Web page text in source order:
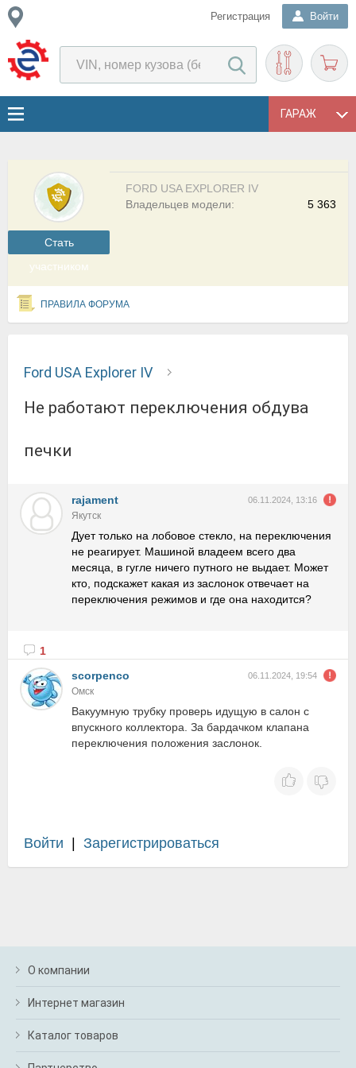
Регистрация Войти
ГАРАЖ
Cтать
участником
FORD USA EXPLORER IV
5 363
Владельцев модели:
ПРАВИЛА ФОРУМА
Ford USA Explorer IV
не работают переключения обдува
печки
rajament 06.11.2024, 13:16
Якутск
Дует только на лобовое стекло, на переключения
не реагирует. Машиной владеем всего два
месяца, в гугле ничего путного не выдает. Может
кто, подскажет какая из заслонок отвечает на
переключения режимов и где она находится?
1
scorpenco
06.11.2024, 19:54
Омск
Вакуумную трубку проверь идущую в салон с
впускного коллектора. За бардачком клапана
переключения положения заслонок.
Войти Зарегистрироваться
О компании
Интернет магазин
Каталог товаров